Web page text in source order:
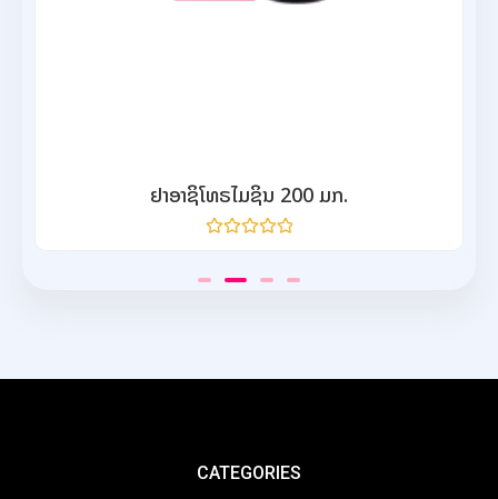
ຢາອາຊິໂທຣໄມຊິນ 200 ມກ.
0
CATEGORIES